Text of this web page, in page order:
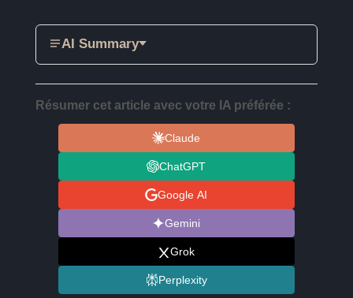
AI Summary
Résumer cet article avec votre IA préférée :
Claude
ChatGPT
Google AI
Gemini
Grok
Perplexity